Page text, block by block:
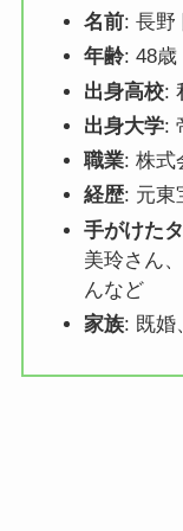
名前: 長野
年齢: 48歳
出身高校:
出身大学:
職業: 株式
経歴: 元東
手がけた
美玲さん
んなど
家族: 既婚